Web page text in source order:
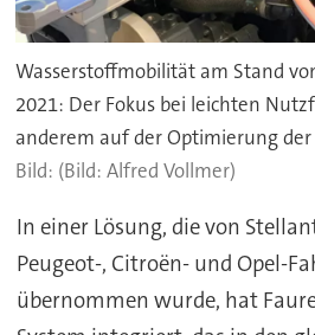
Wasserstoffmobilität am Stand
2021: Der Fokus bei leichten
anderem auf der Optimierung
(Bild: Alfred Vollmer)
In einer Lösung, die von
Peugeot-, Citroën- und Opel-
übernommen wurde, hat